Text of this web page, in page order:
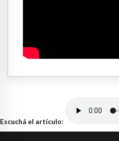
Escuchá el artículo: